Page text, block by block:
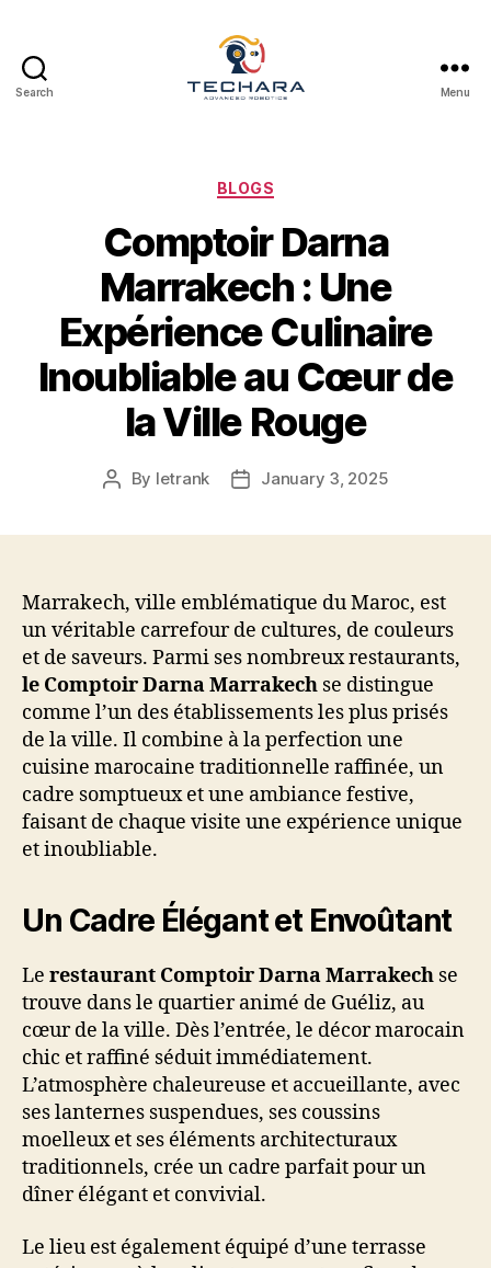
Search Menu
Categories
BLOGS
Comptoir Darna
Marrakech : Une
Expérience Culinaire
Inoubliable au Cœur de
la Ville Rouge
Post
By letrank
PostJanuary 3, 2025
Marrakech, ville emblématique du Maroc, est
un véritable carrefour de cultures, de couleurs
et de saveurs. Parmi ses nombreux restaurants,
le Comptoir Darna Marrakech se distingue
comme l’un des établissements les plus prisés
de la ville. Il combine à la perfection une
cuisine marocaine traditionnelle raffinée, un
cadre somptueux et une ambiance festive,
faisant de chaque visite une expérience unique
et inoubliable.
Un Cadre Élégant et Envoûtant
Le restaurant Comptoir Darna Marrakech se
trouve dans le quartier animé de Guéliz, au
cœur de la ville. Dès l’entrée, le décor marocain
chic et raffiné séduit immédiatement.
L’atmosphère chaleureuse et accueillante, avec
ses lanternes suspendues, ses coussins
moelleux et ses éléments architecturaux
traditionnels, crée un cadre parfait pour un
dîner élégant et convivial.
Le lieu est également équipé d’une terrasse